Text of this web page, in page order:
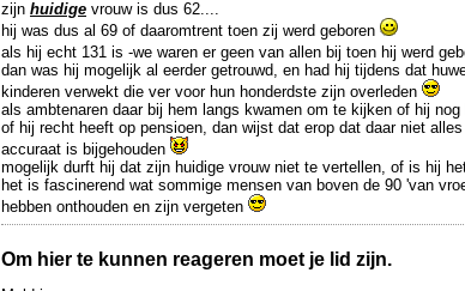
zijn huidige vrouw is dus 62....
hij was dus al 69 of daaromtrent toen zij werd geboren
als hij echt 131 is -we waren er geen van allen bij toen hij werd
dan was hij mogelijk al eerder getrouwd, en had hij tijdens dat
kinderen verwekt die ver voor hun honderdste zijn overleden
als ambtenaren daar bij hem langs kwamen om te kijken of hij nog
of hij recht heeft op pensioen, dan wijst dat erop dat daar niet
accuraat is bijgehouden
mogelijk durft hij dat zijn huidige vrouw niet te vertellen, of is hij
het is fascinerend wat sommige mensen van boven de 90 'van
hebben onthouden en zijn vergeten
Om hier te kunnen reageren moet je lid zijn.